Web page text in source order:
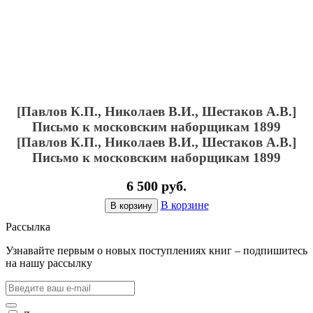
[Павлов К.П., Николаев В.И., Шестаков А.В.]
Письмо к московским наборщикам 1899
[Павлов К.П., Николаев В.И., Шестаков А.В.]
Письмо к московским наборщикам 1899
6 500 руб.
В корзину
В корзине
Рассылка
Узнавайте первым о новых поступлениях книг – подпишитесь
на нашу рассылку